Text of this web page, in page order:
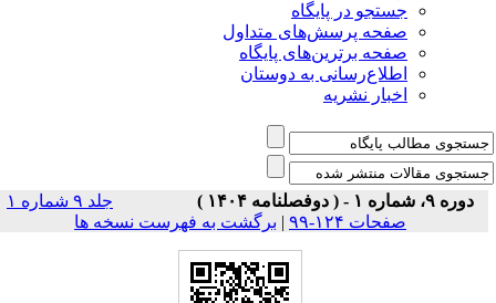
جستجو در پایگاه
صفحه پرسش‌های متداول
صفحه برترین‌های پایگاه
اطلاع‌رسانی به دوستان
اخبار نشریه
جلد ۹ شماره ۱
|برگشت به فهرست نسخه ها